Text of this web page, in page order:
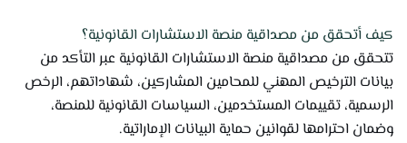
كيف أتحقق من مصداقية منصة الاستشارات القانونية؟
تتحقق من مصداقية منصة الاستشارات القانونية عبر التأكد من
بيانات الترخيص المهني للمحامين المشاركين، شهاداتهم، الرخص
الرسمية، تقييمات المستخدمين، السياسات القانونية للمنصة،
وضمان احترامها لقوانين حماية البيانات الإماراتية.